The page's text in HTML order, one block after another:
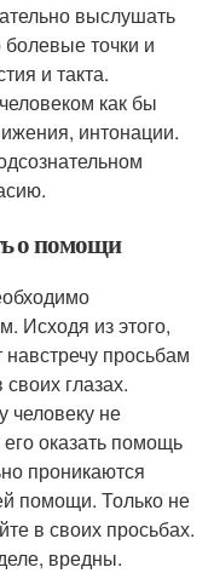
выслушать
болевые точки и
и такта.
как бы
интонации.
о помощи
Исходя из этого,
просьбам
глазах.
человеку не
оказать помощь
проникаются
помощи. Только не
в своих просьбах.
вредны.